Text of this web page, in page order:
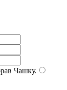
Чашку.